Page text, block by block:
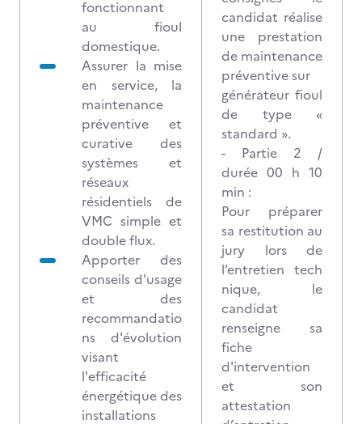
fonctionnant
au fioul
domestique.
Assurer la mise
en service, la
maintenance
préventive et
curative des
systèmes et
réseaux
résidentiels de
VMC simple et
double flux.
Apporter des
conseils d'usage
et des
recommandatio
ns d'évolution
visant
l'efficacité
énergétique des
installations
candidat réalise
une prestation
de maintenance
préventive sur
générateur fioul
de type «
standard ».
- Partie 2 /
durée 00 h 10
min :
Pour préparer
sa restitution au
jury lors de
l’entretien tech
nique, le
candidat
renseigne sa
fiche
d'intervention
et son
attestation